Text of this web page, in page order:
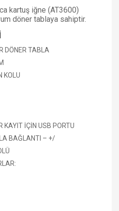
kartuş iğne (AT3600)
döner tablaya sahiptir.
DÖNER TABLA
KOLU
KAYIT İÇİN USB PORTU
BAĞLANTI – +/